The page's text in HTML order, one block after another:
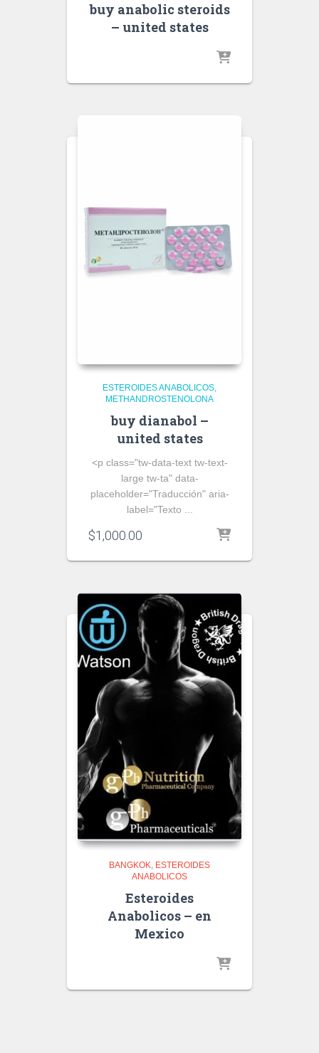
buy anabolic steroids
– united states
ESTEROIDES ANABOLICOS
METHANDROSTENOLONA
buy dianabol –
united states
<p class="tw-data-text tw-text-
large tw-ta" data-
placeholder="Traducción" aria-
label="Texto ...
$1,000.00
BANGKOK ESTEROIDES
ANABOLICOS
Esteroides
Anabolicos – en
Mexico